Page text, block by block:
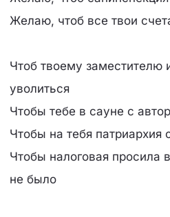
Желаю, чтоб все твои
Чтоб твоему заместителю
уволиться
Чтобы тебе в сауне с
Чтобы на тебя патриархия
Чтобы налоговая просила
не было